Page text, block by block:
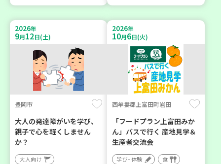
2026年
9月12日(土)
豊岡市
大人の発達障がいを学び、
親子で心を軽くしません
か？
大人向け
2026年
10月6日(火)
西牟婁郡上富田町岩田
「フードプラン上富田みか
ん」バスで行く 産地見学＆
生産者交流会
学び・体験 食